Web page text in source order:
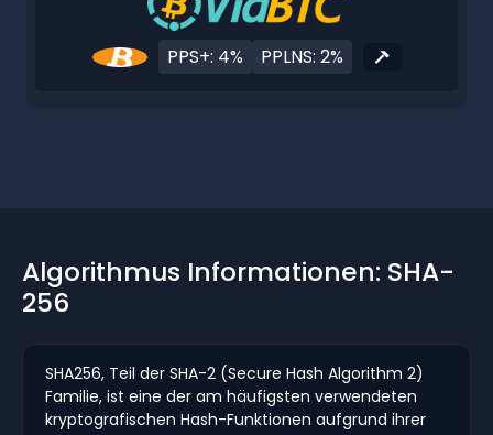
PPS+: 4% PPLNS: 2%
Algorithmus Informationen: SHA-
256
SHA256, Teil der SHA-2 (Secure Hash Algorithm 2)
Familie, ist eine der am häufigsten verwendeten
kryptografischen Hash-Funktionen aufgrund ihrer